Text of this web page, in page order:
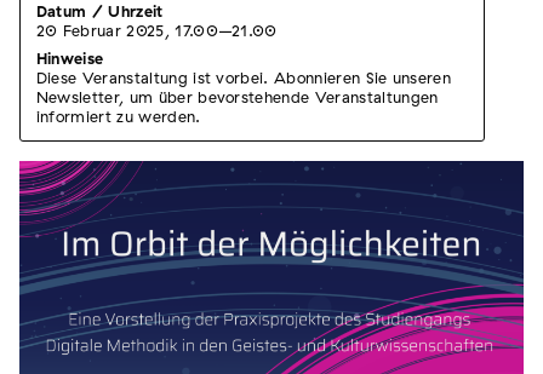
Datum / Uhrzeit
20 Februar 2025,17.00–21.00
Hinweise
Diese Veranstaltung ist vorbei. Abonnieren Sie unseren
Newsletter, um über bevorstehende Veranstaltungen
informiert zu werden.